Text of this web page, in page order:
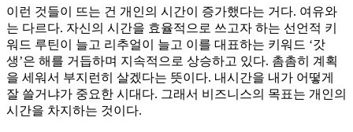
이런 것들이 뜨는 건 개인의 시간이 증가했다는 거다. 여유와
는 다르다. 자신의 시간을 효율적으로 쓰고자 하는 선언적 키
워드 루틴이 늘고 리추얼이 늘고 이를 대표하는 키워드 ‘갓
생’은 해를 거듭하며 지속적으로 상승하고 있다. 촘촘히 계획
을 세워서 부지런히 살겠다는 뜻이다. 내시간을 내가 어떻게
잘 쓸거냐가 중요한 시대다. 그래서 비즈니스의 목표는 개인의
시간을 차지하는 것이다.